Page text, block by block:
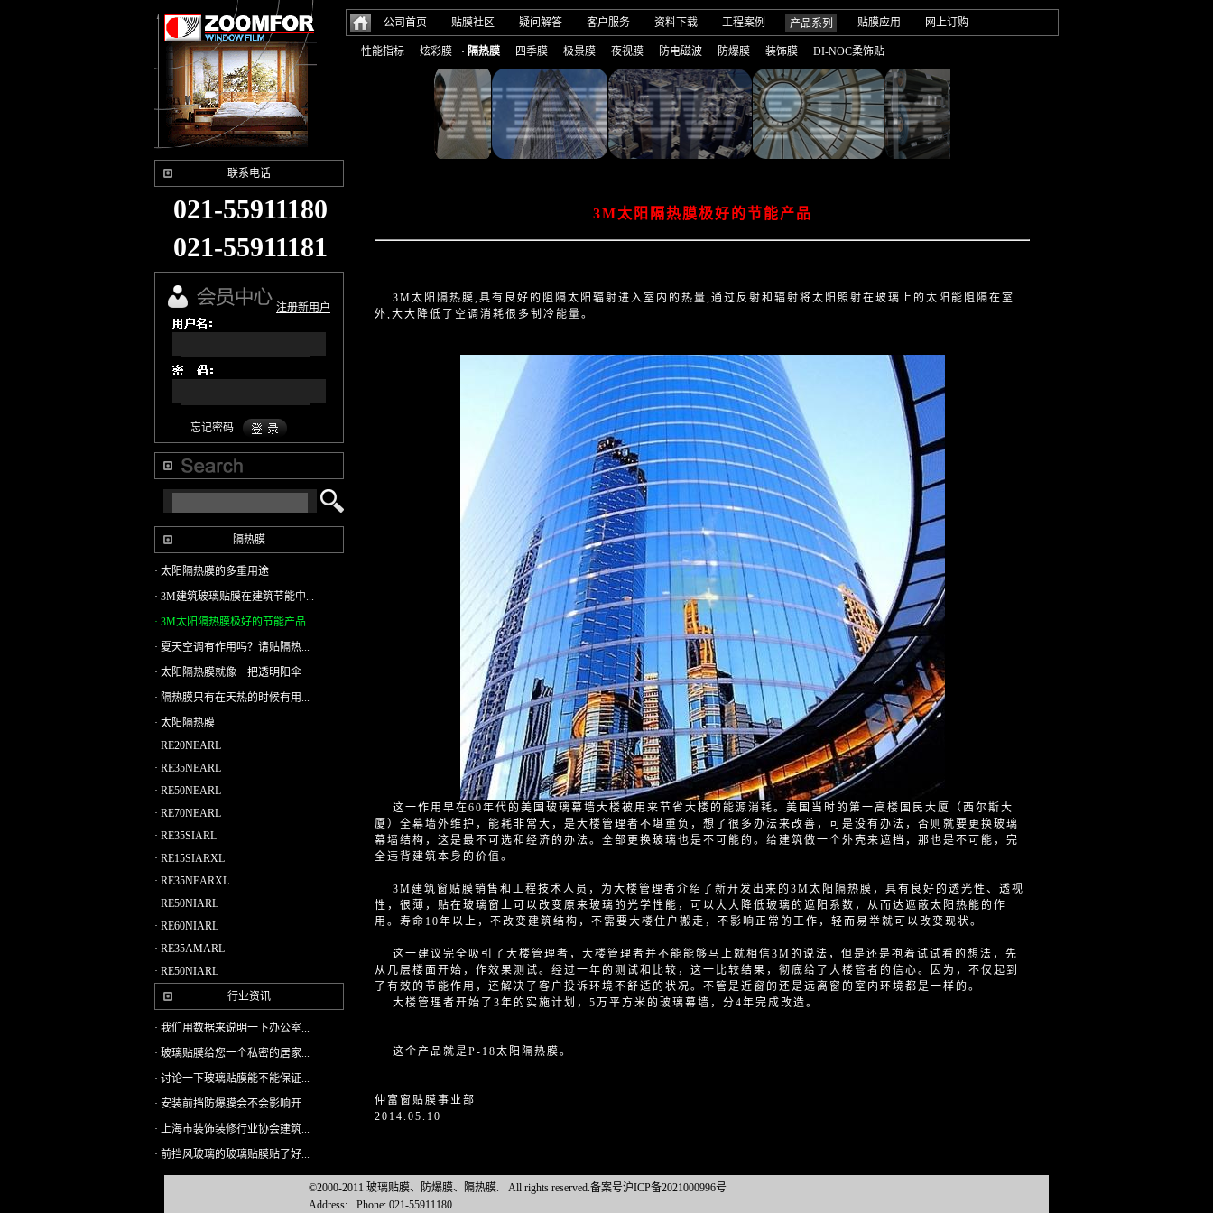
公司首页 贴膜社区 疑问解答 客户服务 资料下载 工程案例 产品系列 贴膜应用 网上订购
· 性能指标 · 炫彩膜 · 隔热膜 · 四季膜 · 极景膜 · 夜视膜 · 防电磁波 · 防爆膜 · 装饰膜 · DI-NOC柔饰贴
联系电话
021-55911180
021-55911181
注册新用户
忘记密码
隔热膜
· 太阳隔热膜的多重用途
· 3M建筑玻璃贴膜在建筑节能中...
· 3M太阳隔热膜极好的节能产品
· 夏天空调有作用吗？请贴隔热...
· 太阳隔热膜就像一把透明阳伞
· 隔热膜只有在天热的时候有用...
· 太阳隔热膜
· RE20NEARL
· RE35NEARL
· RE50NEARL
· RE70NEARL
· RE35SIARL
· RE15SIARXL
· RE35NEARXL
· RE50NIARL
· RE60NIARL
· RE35AMARL
· RE50NIARL
行业资讯
· 我们用数据来说明一下办公室...
· 玻璃贴膜给您一个私密的居家...
· 讨论一下玻璃贴膜能不能保证...
· 安装前挡防爆膜会不会影响开...
· 上海市装饰装修行业协会建筑...
· 前挡风玻璃的玻璃贴膜贴了好...
3M太阳隔热膜极好的节能产品
3M太阳隔热膜,具有良好的阻隔太阳辐射进入室内的热量,通过反射和辐射将太阳照射在玻璃上的太阳能阻隔在室
外,大大降低了空调消耗很多制冷能量。
这一作用早在60年代的美国玻璃幕墙大楼被用来节省大楼的能源消耗。美国当时的第一高楼国民大厦（西尔斯大
厦）全幕墙外维护，能耗非常大，是大楼管理者不堪重负，想了很多办法来改善，可是没有办法，否则就要更换玻璃
幕墙结构，这是最不可选和经济的办法。全部更换玻璃也是不可能的。给建筑做一个外壳来遮挡，那也是不可能，完
全违背建筑本身的价值。
3M建筑窗贴膜销售和工程技术人员，为大楼管理者介绍了新开发出来的3M太阳隔热膜，具有良好的透光性、透视
性，很薄，贴在玻璃窗上可以改变原来玻璃的光学性能，可以大大降低玻璃的遮阳系数，从而达遮蔽太阳热能的作
用。寿命10年以上，不改变建筑结构，不需要大楼住户搬走，不影响正常的工作，轻而易举就可以改变现状。
这一建议完全吸引了大楼管理者，大楼管理者并不能能够马上就相信3M的说法，但是还是抱着试试看的想法，先
从几层楼面开始，作效果测试。经过一年的测试和比较，这一比较结果，彻底给了大楼管者的信心。因为，不仅起到
了有效的节能作用，还解决了客户投诉环境不舒适的状况。不管是近窗的还是远离窗的室内环境都是一样的。
大楼管理者开始了3年的实施计划，5万平方米的玻璃幕墙，分4年完成改造。
这个产品就是P-18太阳隔热膜。
仲富窗贴膜事业部
2014.05.10
©2000-2011 玻璃贴膜、防爆膜、隔热膜.
All rights reserved.备案号沪ICP备2021000996号
Address:
Phone: 021-55911180